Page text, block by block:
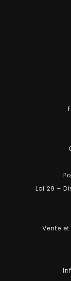
Loi 29 –
Vente